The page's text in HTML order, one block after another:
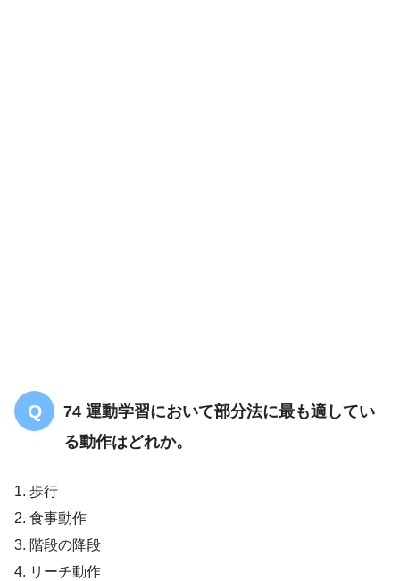
74 運動学習において部分法に最も適してい
る動作はどれか。
1. 歩行
2. 食事動作
3. 階段の降段
4. リーチ動作